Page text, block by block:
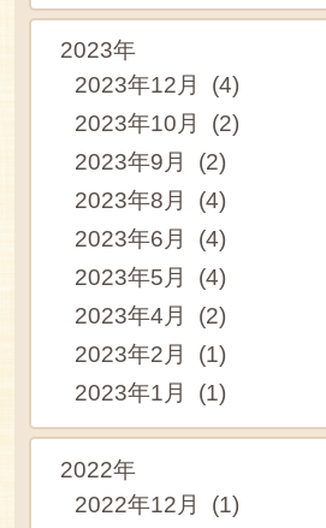
2023年
2023年12月 (4)
2023年10月 (2)
2023年9月 (2)
2023年8月 (4)
2023年6月 (4)
2023年5月 (4)
2023年4月 (2)
2023年2月 (1)
2023年1月 (1)
2022年
2022年12月 (1)